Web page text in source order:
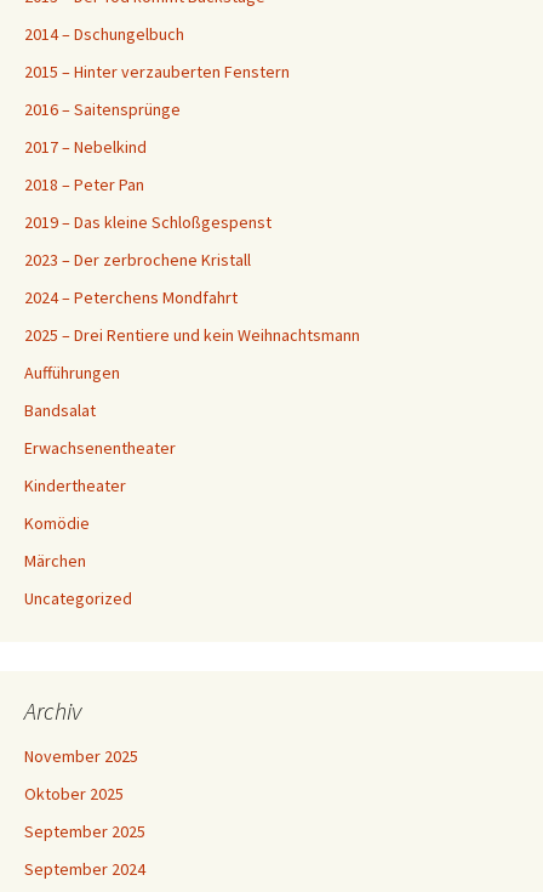
2014 – Dschungelbuch
2015 – Hinter verzauberten Fenstern
2016 – Saitensprünge
2017 – Nebelkind
2018 – Peter Pan
2019 – Das kleine Schloßgespenst
2023 – Der zerbrochene Kristall
2024 – Peterchens Mondfahrt
2025 – Drei Rentiere und kein Weihnachtsmann
Aufführungen
Bandsalat
Erwachsenentheater
Kindertheater
Komödie
Märchen
Uncategorized
Archiv
November 2025
Oktober 2025
September 2025
September 2024